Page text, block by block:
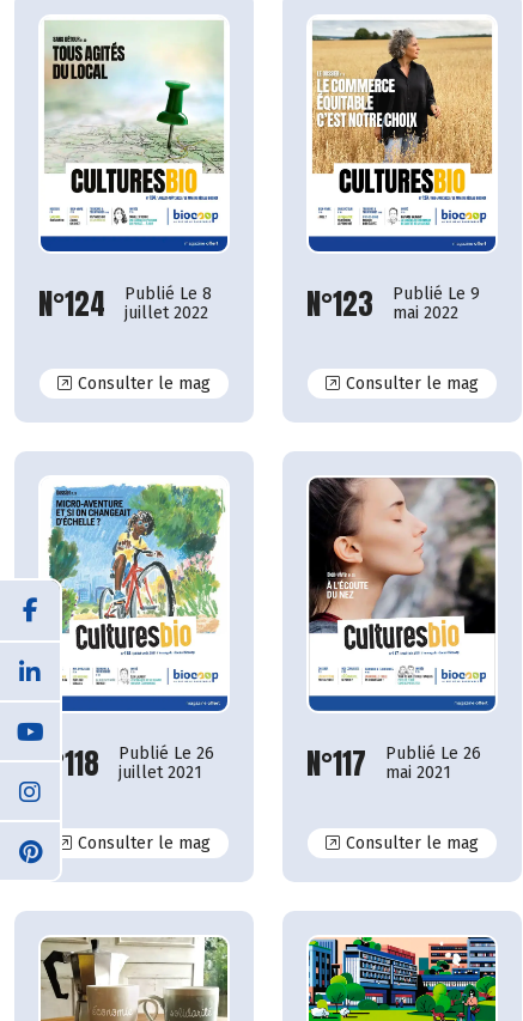
N°124
Publié Le 8
juillet 2022
Consulter le magN°124
N°123
Publié Le 9
mai 2022
Consulter le magN°123
N°118
Publié Le 26
juillet 2021
Consulter le magN°118
N°117
Publié Le 26
mai 2021
Consulter le magN°117